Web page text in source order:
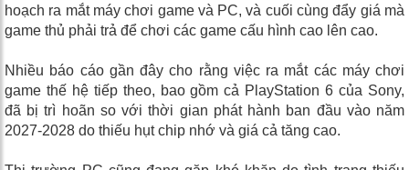
hoạch ra mắt máy chơi game và PC, và cuối cùng đẩy giá mà
game thủ phải trả để chơi các game cấu hình cao lên cao.
Nhiều báo cáo gần đây cho rằng việc ra mắt các máy chơi
game thế hệ tiếp theo, bao gồm cả PlayStation 6 của Sony,
đã bị trì hoãn so với thời gian phát hành ban đầu vào năm
2027-2028 do thiếu hụt chip nhớ và giá cả tăng cao.